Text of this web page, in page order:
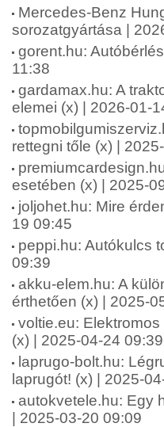
Mercedes-Benz
sorozatgyártása |
gorent.hu:
11:38
gardamax.hu: A
elemei (x) | 2026-01-
rettegni tőle (x) |
esetében (x) | 2025-
joljohet.hu: Mire
19 09:45
peppi.hu: Autókulcs
09:39
akku-elem.hu: A
érthetően (x) | 2025-
voltie.eu:
(x) | 2025-04-24 09:39
laprugo-bolt.hu:
laprugót! (x) | 2025-
autokvetele.hu: Egy
| 2025-03-20 09:09